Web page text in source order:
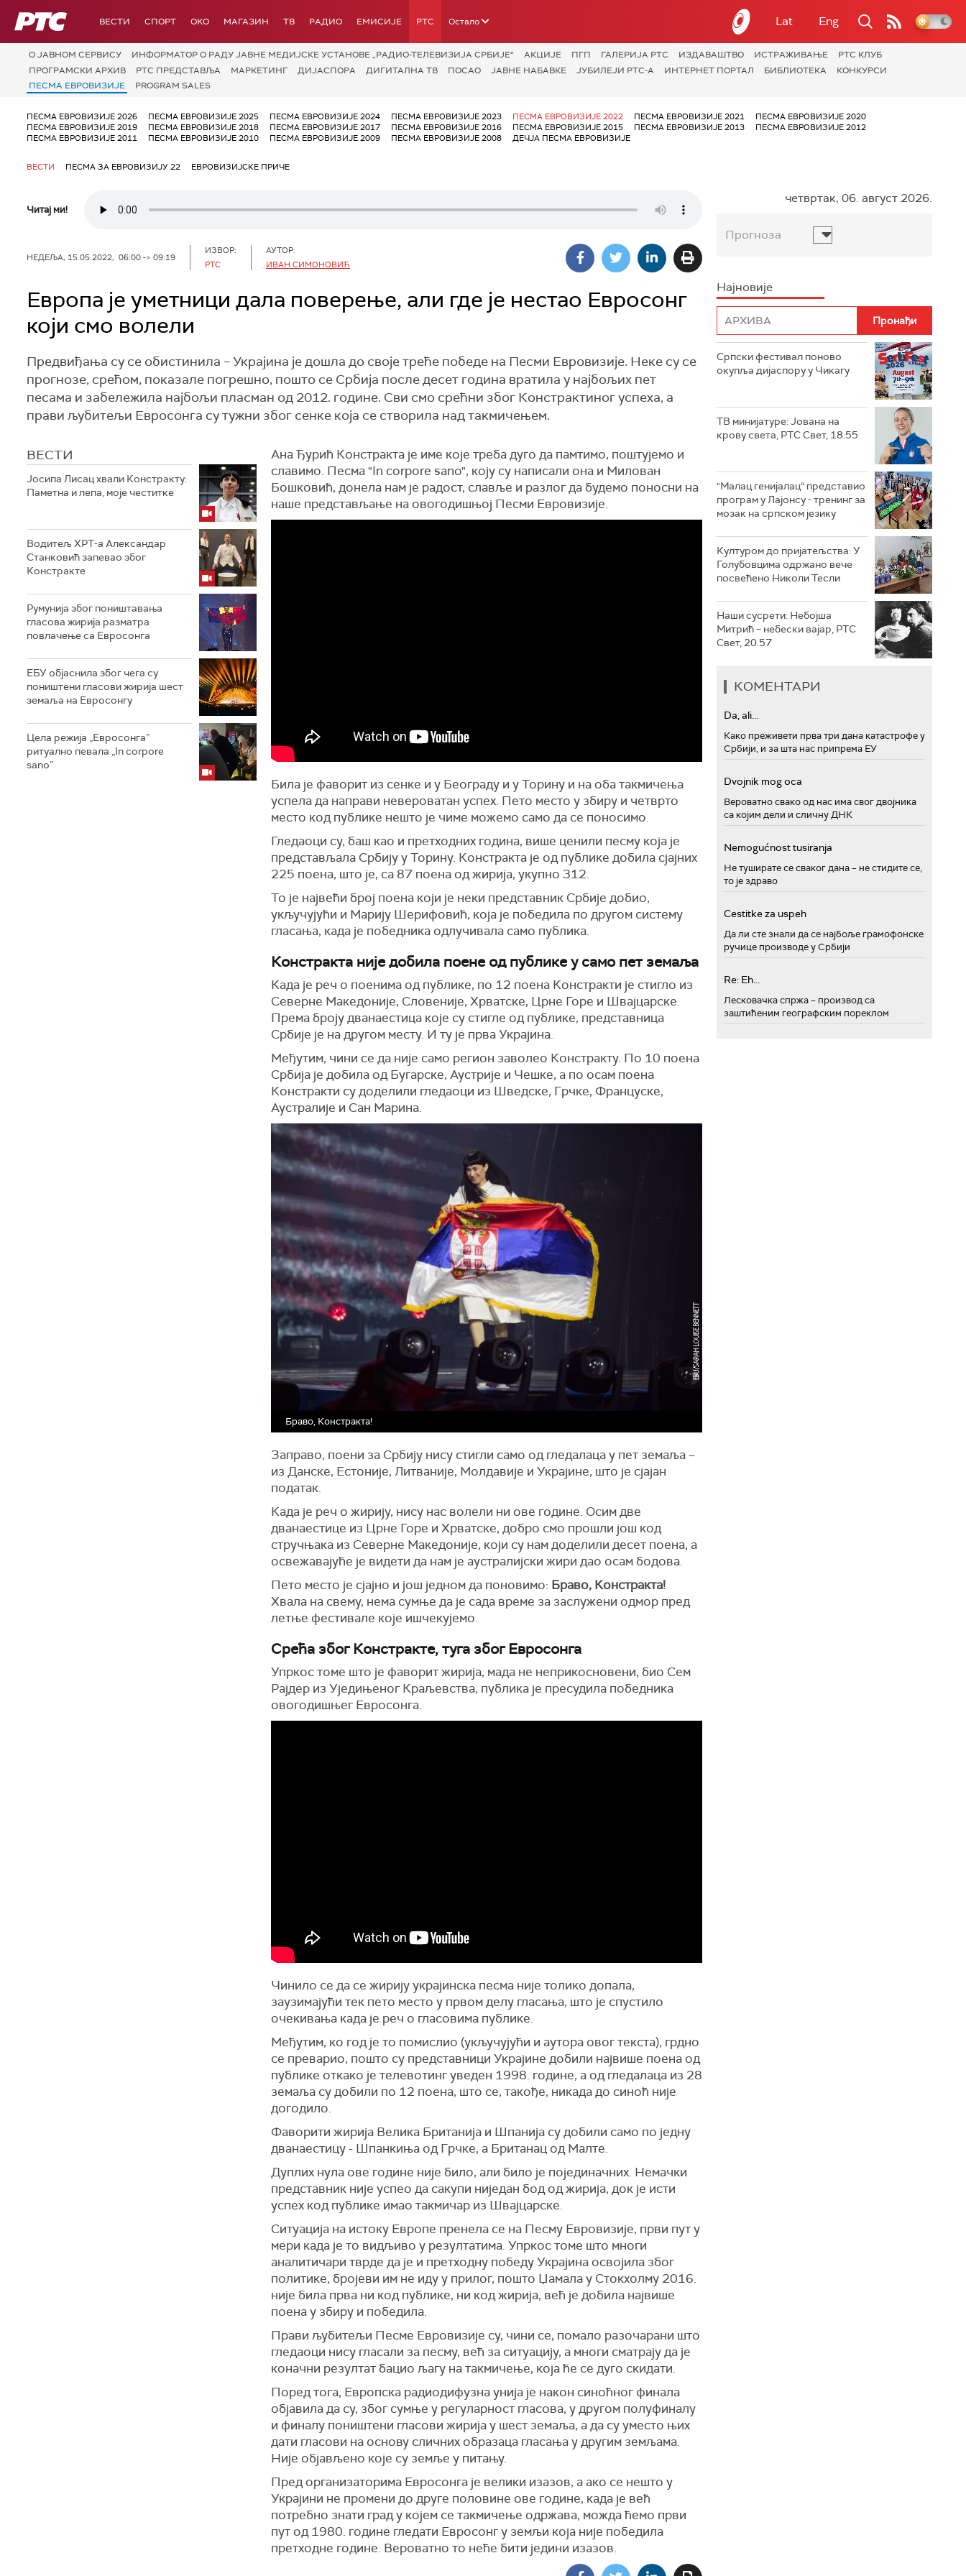
РТС ВЕСТИ СПОРТ OKO МАГАЗИН ТВ РАДИО ЕМИСИЈЕ РТС Остало Lat Eng
О JАВНОМ СЕРВИСУ ИНФОРМАТОР О РАДУ ЈАВНЕ МЕДИЈСКЕ УСТАНОВЕ „РАДИО-ТЕЛЕВИЗИЈА СРБИЈЕ“ АКЦИЈЕ ПГП ГАЛЕРИЈА РТС ИЗДАВАШТВО ИСТРАЖИВАЊЕ
РТС КЛУБ
ПРОГРАМСКИ АРХИВ
РТС ПРЕДСТАВЉА МАРКЕТИНГ ДИЈАСПОРА ДИГИТАЛНА ТВ ПОСАО ЈАВНЕ НАБАВКЕ ЈУБИЛЕЈИ РТС-А ИНТЕРНЕТ ПОРТАЛ БИБЛИОТЕКА
КОНКУРСИ
ПЕСМА ЕВРОВИЗИЈЕ
PROGRAM SALES
ПЕСМА ЕВРОВИЗИЈЕ 2026 ПЕСМА ЕВРОВИЗИЈЕ 2025 ПЕСМА ЕВРОВИЗИЈЕ 2024 ПЕСМА ЕВРОВИЗИЈЕ 2023 ПЕСМА ЕВРОВИЗИЈЕ 2022 ПЕСМА ЕВРОВИЗИЈЕ 2021
ПЕСМА ЕВРОВИЗИЈЕ 2020
ПЕСМА ЕВРОВИЗИЈЕ 2019
ПЕСМА ЕВРОВИЗИЈЕ 2018 ПЕСМА ЕВРОВИЗИЈЕ 2017 ПЕСМА ЕВРОВИЗИЈЕ 2016 ПЕСМА ЕВРОВИЗИЈЕ 2015 ПЕСМА ЕВРОВИЗИЈЕ 2013
ПЕСМА ЕВРОВИЗИЈЕ 2012
ПЕСМА ЕВРОВИЗИЈЕ 2011
ПЕСМА ЕВРОВИЗИЈЕ 2010 ПЕСМА ЕВРОВИЗИЈЕ 2009 ПЕСМА ЕВРОВИЗИЈЕ 2008 ДЕЧЈА ПЕСМА ЕВРОВИЗИЈЕ
ВЕСТИ ПЕСМА ЗА ЕВРОВИЗИЈУ 22 ЕВРОВИЗИЈСКЕ ПРИЧЕ
Читај ми!
НЕДЕЉА, 15.05.2022, 06:00 -> 09:19
ИЗВОР:
РТС
АУТОР:
ИВАН СИМОНОВИЋ
Европа је уметници дала поверење, али где је нестао Евросонг
који смо волели
Предвиђања су се обистинила – Украјина је дошла до своје треће победе на Песми Евровизије. Неке су се
прогнозе, срећом, показале погрешно, пошто се Србија после десет година вратила у најбољих пет
песама и забележила најбољи пласман од 2012. године. Сви смо срећни због Констрактиног успеха, а
прави љубитељи Евросонга су тужни због сенке која се створила над такмичењем.
ВЕСТИ
Јосипа Лисац хвали Констракту:
Паметна и лепа, моје честитке
Водитељ ХРТ-а Александар
Станковић запевао због
Констракте
Румунија због поништавања
гласова жирија разматра
повлачење са Евросонга
ЕБУ објаснила због чега су
поништени гласови жирија шест
земаља на Евросонгу
Цела режија „Евросонга”
ритуално певала „In corpore
sano”
Ана Ђурић Констракта је име које треба дуго да памтимо, поштујемо и
славимо. Песма "In corpore sano", коју су написали она и Милован
Бошковић, донела нам је радост, славље и разлог да будемо поносни на
наше представљање на овогодишњој Песми Евровизије.
Била је фаворит из сенке и у Београду и у Торину и на оба такмичења
успела да направи невероватан успех. Пето место у збиру и четврто
место код публике нешто је чиме можемо само да се поносимо.
Гледаоци су, баш као и претходних година, више ценили песму која је
представљала Србију у Торину. Констракта је од публике добила сјајних
225 поена, што је, са 87 поена од жирија, укупно 312.
То је највећи број поена који је неки представник Србије добио,
укључујући и Марију Шерифовић, која је победила по другом систему
гласања, када је победника одлучивала само публика.
Констракта није добила поене од публике у само пет земаља
Када је реч о поенима од публике, по 12 поена Констракти је стигло из
Северне Македоније, Словеније, Хрватске, Црне Горе и Швајцарске.
Према броју дванаестица које су стигле од публике, представница
Србије је на другом месту. И ту је прва Украјина.
Међутим, чини се да није само регион заволео Констракту. По 10 поена
Србија је добила од Бугарске, Аустрије и Чешке, а по осам поена
Констракти су доделили гледаоци из Шведске, Грчке, Француске,
Аустралије и Сан Марина.
Браво, Констракта!
Заправо, поени за Србију нису стигли само од гледалаца у пет земаља –
из Данске, Естоније, Литваније, Молдавије и Украјине, што је сјајан
податак.
Када је реч о жирију, нису нас волели ни ове године. Осим две
дванаестице из Црне Горе и Хрватске, добро смо прошли још код
стручњака из Северне Македоније, који су нам доделили десет поена, а
освежавајуће је видети да нам је аустралијски жири дао осам бодова.
Пето место је сјајно и још једном да поновимо: Браво, Констракта!
Хвала на свему, нема сумње да је сада време за заслужени одмор пред
летње фестивале које ишчекујемо.
Срећа због Констракте, туга због Евросонга
Упркос томе што је фаворит жирија, мада не неприкосновени, био Сем
Рајдер из Уједињеног Краљевства, публика је пресудила победника
овогодишњег Евросонга.
Чинило се да се жирију украјинска песма није толико допала,
заузимајући тек пето место у првом делу гласања, што је спустило
очекивања када је реч о гласовима публике.
Међутим, ко год је то помислио (укључујући и аутора овог текста), грдно
се преварио, пошто су представници Украјине добили највише поена од
публике откако је телевотинг уведен 1998. године, а од гледалаца из 28
земаља су добили по 12 поена, што се, такође, никада до синоћ није
догодило.
Фаворити жирија Велика Британија и Шпанија су добили само по једну
дванаестицу - Шпанкиња од Грчке, а Британац од Малте.
Дуплих нула ове године није било, али било је појединачних. Немачки
представник није успео да сакупи ниједан бод од жирија, док је исти
успех код публике имао такмичар из Швајцарске.
Ситуација на истоку Европе пренела се на Песму Евровизије, први пут у
мери када је то видљиво у резултатима. Упркос томе што многи
аналитичари тврде да је и претходну победу Украјина освојила због
политике, бројеви им не иду у прилог, пошто Џамала у Стокхолму 2016.
није била прва ни код публике, ни код жирија, већ је добила највише
поена у збиру и победила.
Прави љубитељи Песме Евровизије су, чини се, помало разочарани што
гледаоци нису гласали за песму, већ за ситуацију, а многи сматрају да је
коначни резултат бацио љагу на такмичење, која ће се дуго скидати.
Поред тога, Европска радиодифузна унија је након синоћног финала
објавила да су, због сумње у регуларност гласова, у другом полуфиналу
и финалу поништени гласови жирија у шест земаља, а да су уместо њих
дати гласови на основу сличних образаца гласања у другим земљама.
Није објављено које су земље у питању.
Пред организаторима Евросонга је велики изазов, а ако се нешто у
Украјини не промени до друге половине ове године, када је већ
потребно знати град у којем се такмичење одржава, можда ћемо први
пут од 1980. године гледати Евросонг у земљи која није победила
претходне године. Вероватно то неће бити једини изазов.
четвртак, 06. август 2026.
Прогноза
Најновије
Српски фестивал поново
окупља дијаспору у Чикагу
ТВ минијатуре: Јована на
крову света, РТС Свет, 18.55
"Малац генијалац“ представио
програм у Лајонсу - тренинг за
мозак на српском језику
Културом до пријатељства: У
Голубовцима одржано вече
посвећено Николи Тесли
Наши сусрети: Небојша
Митрић – небески вајар, РТС
Свет, 20.57
КОМЕНТАРИ
Da, ali...
Како преживети прва три дана катастрофе у
Србији, и за шта нас припрема ЕУ
Dvojnik mog oca
Вероватно свако од нас има свог двојника
са којим дели и сличну ДНК
Nemogućnost tusiranja
Не туширате се сваког дана – не стидите се,
то је здраво
Cestitke za uspeh
Да ли сте знали да се најбоље грамофонске
ручице производе у Србији
Re: Eh...
Лесковачка спржа – производ са
заштићеним географским пореклом